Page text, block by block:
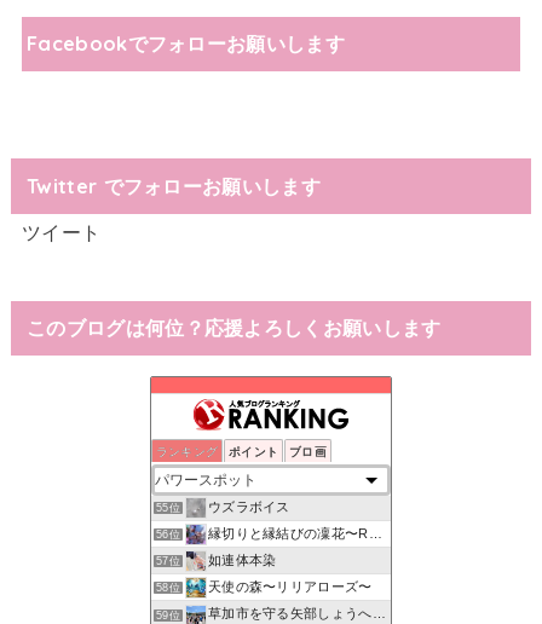
Facebookでフォローお願いします
Twitter でフォローお願いします
ツイート
このブログは何位？応援よろしくお願いします
ランキング ポイント ブロ画
53位 ウシ子とウシ夫の牛歩旅
54位 解体業者world Mr.キングの日常♪
55位 ウズラボイス
56位 縁切りと縁結びの凜花〜Reincarnation〜
57位 如連体本染
58位 天使の森〜リリアローズ〜
59位 草加市を守る矢部しょうへいの会のブログ